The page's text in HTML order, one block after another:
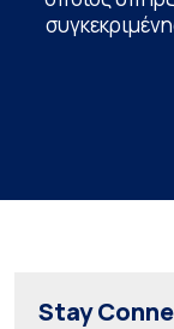
Stay